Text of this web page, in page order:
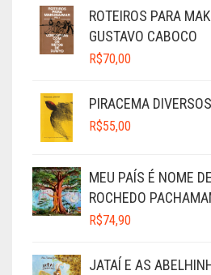
ROTEIROS PARA
GUSTAVO CABOCO
R$70,00
PIRACEMA
R$55,00
MEU PAÍS É NOME
ROCHEDO
R$74,90
JATAÍ E AS